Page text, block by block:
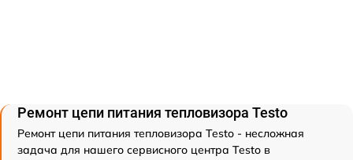
Ремонт цепи питания тепловизора Testo
Ремонт цепи питания тепловизора Testo - несложная
задача для нашего сервисного центра Testo в